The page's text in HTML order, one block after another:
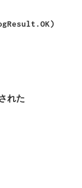
れた